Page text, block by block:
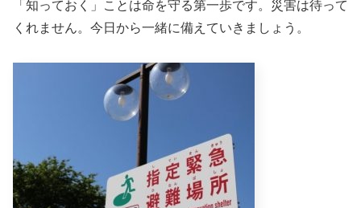
「知っておく」ことは命を守る第一歩です。災害は待って
くれません。今日から一緒に備えていきましょう。